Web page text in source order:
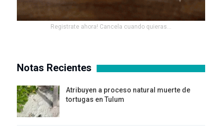
Registrate ahora! Cancela cuando quieras...
Notas Recientes
Atribuyen a proceso natural muerte de
tortugas en Tulum